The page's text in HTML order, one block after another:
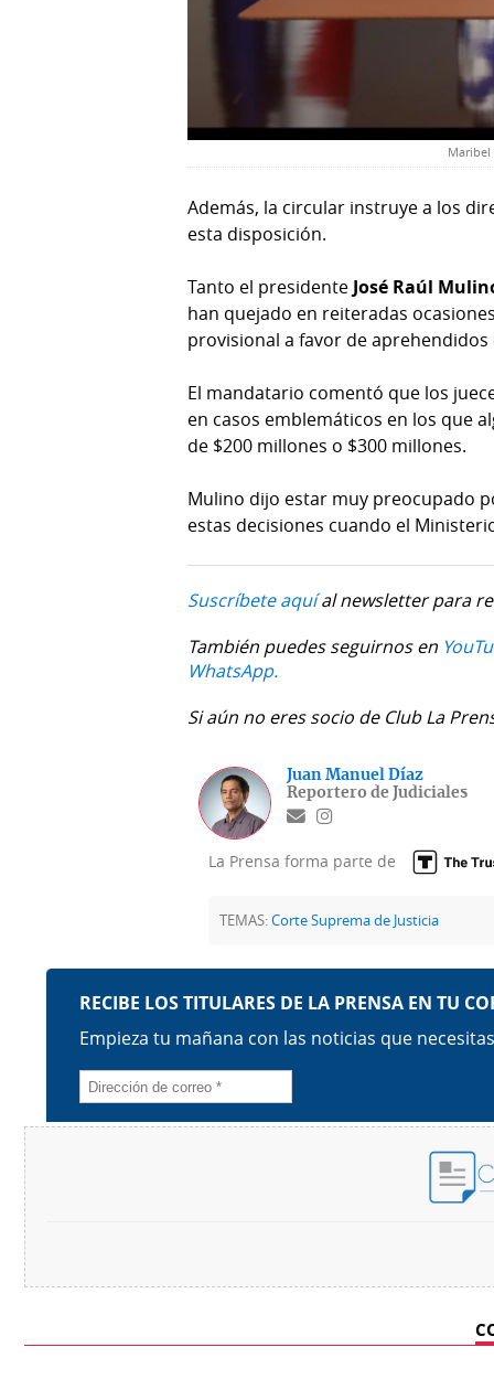
Maribel
Además, la circular instruye a los
esta disposición.
Tanto el presidente José Raúl
han quejado en reiteradas
provisional a favor de
El mandatario comentó que los
en casos emblemáticos en los que
de $200 millones o $300 millones.
Mulino dijo estar muy preocupado
estas decisiones cuando el
Suscríbete aquíal newsletter para
También puedes seguirnos en
WhatsApp.
Si aún no eres socio de Club La
Juan Manuel Díaz
Reportero de Judiciales
La Prensa forma parte de
TEMAS:Corte Suprema de Justicia